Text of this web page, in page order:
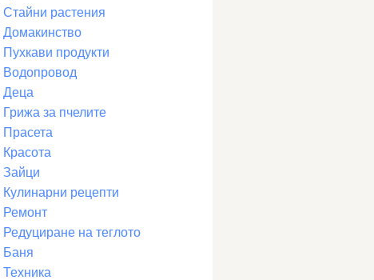
Стайни растения
Домакинство
Пухкави продукти
Водопровод
Деца
Грижа за пчелите
Прасета
Красота
Зайци
Кулинарни рецепти
Ремонт
Редуциране на теглото
Баня
Техника